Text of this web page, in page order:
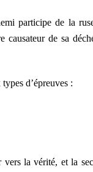
participe de la
de sa
d’épreuves :
la vérité, et la